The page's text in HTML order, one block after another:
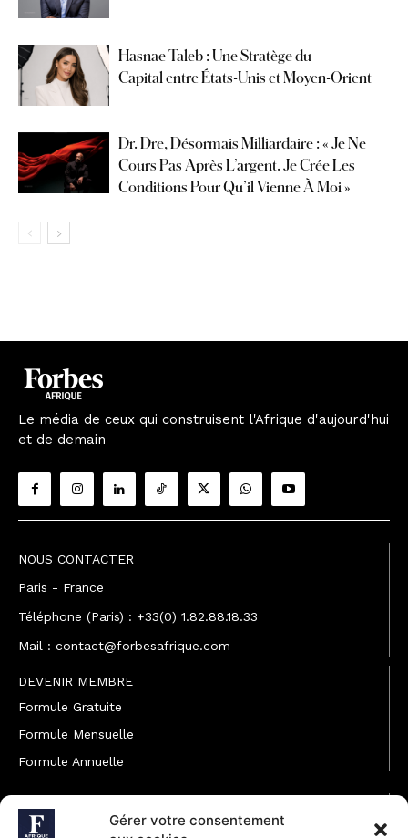
Gérer votre consentement
Hasnae Taleb : Une Stratège du
Capital entre États-Unis et Moyen-Orient
Dr. Dre, Désormais Milliardaire : « Je Ne
Cours Pas Après L’argent. Je Crée Les
Conditions Pour Qu’il Vienne À Moi »
Le média de ceux qui construisent l'Afrique d'aujourd'hui
et de demain
NOUS CONTACTER
Paris - France
Téléphone (Paris) : +33(0) 1.82.88.18.33
Mail : contact@forbesafrique.com
DEVENIR MEMBRE
Formule Gratuite
Formule Mensuelle
Formule Annuelle
JOINDRE L'ÉQUIPE
Rédaction